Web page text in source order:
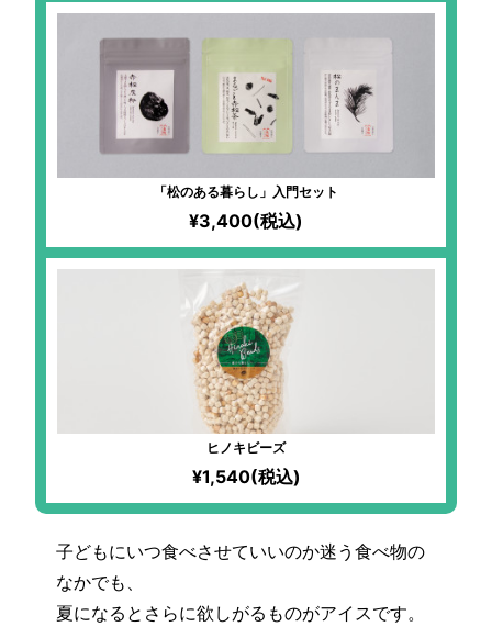
「松のある暮らし」入門セット
¥3,400(税込)
ヒノキビーズ
¥1,540(税込)
子どもにいつ食べさせていいのか迷う食べ物の
なかでも、
夏になるとさらに欲しがるものがアイスです。